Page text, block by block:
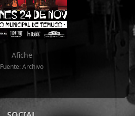
Afiche
Fuente: Archivo